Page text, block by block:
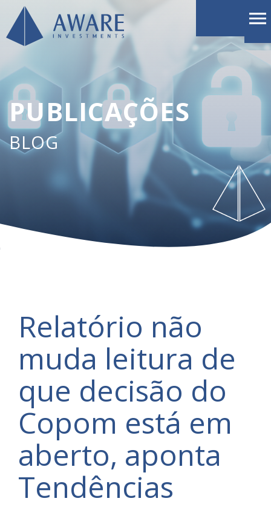
PUBLICAÇÕES
BLOG
Relatório não
muda leitura de
que decisão do
Copom está em
aberto, aponta
Tendências